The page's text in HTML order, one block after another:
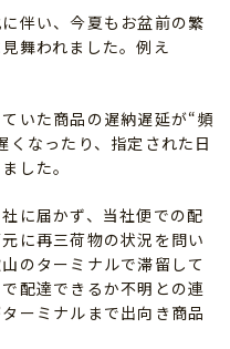
伴い、今夏もお盆前の繁
舞われました。例え
いた商品の遅納遅延が“頻
くなったり、指定された日
した。
に届かず、当社便での配
に再三荷物の状況を問い
のターミナルで滞留して
配達できるか不明との連
ーミナルまで出向き商品